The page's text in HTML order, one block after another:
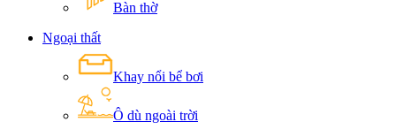
Bàn thờ
Ngoại thất
Khay nổi bể bơi
Ô dù ngoài trời